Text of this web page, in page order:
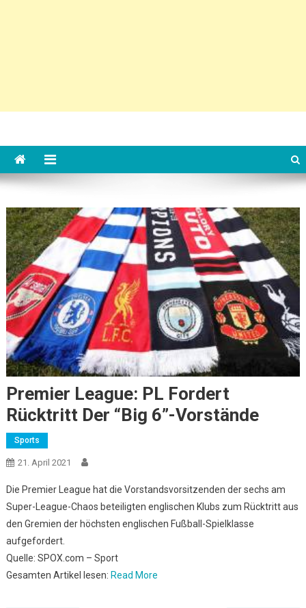
Premier League: PL Fordert
Rücktritt Der “Big 6”-Vorstände
Sports
21. April 2021
Die Premier League hat die Vorstandsvorsitzenden der sechs am
Super-League-Chaos beteiligten englischen Klubs zum Rücktritt aus
den Gremien der höchsten englischen Fußball-Spielklasse
aufgefordert.
Quelle: SPOX.com – Sport
Gesamten Artikel lesen: Read More